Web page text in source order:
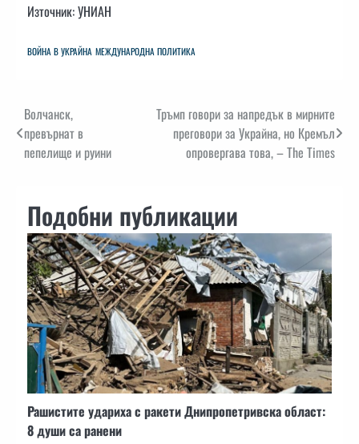
Източник: УНИАН
ВОЙНА В УКРАЙНА МЕЖДУНАРОДНА ПОЛИТИКА
Навигация
Волчанск,
превърнат в
пепелище и руини
Тръмп говори за напредък в мирните
преговори за Украйна, но Кремъл
опровергава това, – The Times
Подобни публикации
Рашистите удариха с ракети Днипропетривска област:
8 души са ранени